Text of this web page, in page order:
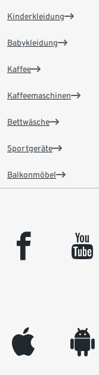
Kinderkleidung
Babykleidung
Kaffee
Kaffeemaschinen
Bettwäsche
Sportgeräte
Balkonmöbel
facebook youtube
appleinc android